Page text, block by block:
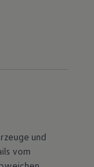
und
vom